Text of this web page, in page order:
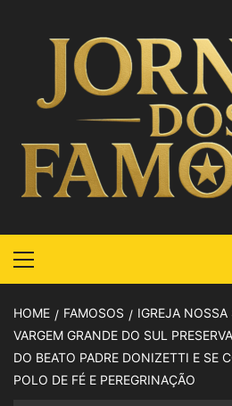
HOME FAMOSOS
IGREJA NOSSA
VARGEM GRANDE DO SUL
DO BEATO PADRE DONIZETTI E SE
POLO DE FÉ E PEREGRINAÇÃO